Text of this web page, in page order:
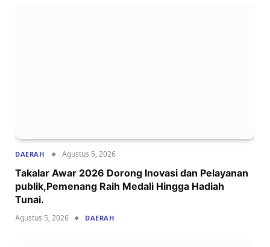
DAERAH Agustus 5, 2026
Takalar Awar 2026 Dorong Inovasi dan Pelayanan
publik,Pemenang Raih Medali Hingga Hadiah
Tunai.
Agustus 5, 2026 DAERAH